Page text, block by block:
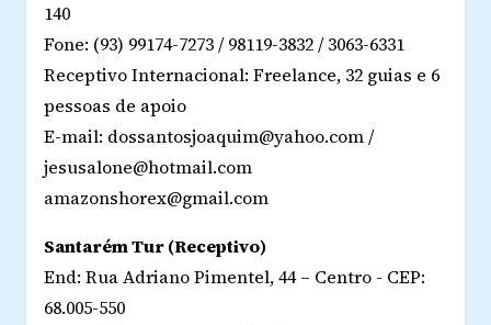
140
Fone: (93) 99174-7273 / 98119-3832 / 3063-6331
Receptivo Internacional: Freelance, 32 guias e 6
pessoas de apoio
E-mail: dossantosjoaquim@yahoo.com /
jesusalone@hotmail.com
amazonshorex@gmail.com
Santarém Tur (Receptivo)
End: Rua Adriano Pimentel, 44 – Centro - CEP:
68.005-550